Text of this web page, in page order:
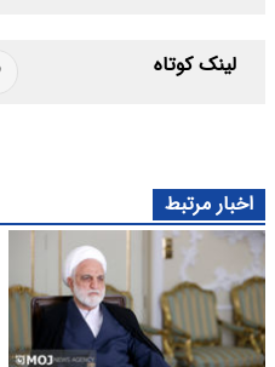
لینک کوتاه
اخبار مرتبط